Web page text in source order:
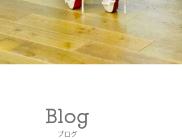
Blog
ブログ